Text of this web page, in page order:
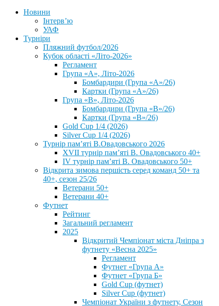
Новини
Інтерв’ю
УАФ
Турніри
Пляжний футбол/2026
Кубок області «Літо-2026»
Регламент
Група «А», Літо-2026
Бомбардири (Група «А»/26)
Картки (Група «А»/26)
Група «В», Літо-2026
Бомбардири (Група «В»/26)
Картки (Група «В»/26)
Gold Cup 1/4 (2026)
Silver Cup 1/4 (2026)
Турнір пам’яті В.Овадовського 2026
XVII турнір пам’яті В. Овадовського 40+
IV турнір пам’яті В. Овадовського 50+
Відкрита зимова першість серед команд 50+ та
40+, сезон 25/26
Ветерани 50+
Ветерани 40+
Футнет
Рейтинг
Загальний регламент
2025
Відкритий Чемпіонат міста Дніпра з
футнету «Весна 2025»
Регламент
Футнет «Група А»
Футнет «Група Б»
Gold Cup (футнет)
Silver Cup (футнет)
Чемпіонат України з футнету, Сезон